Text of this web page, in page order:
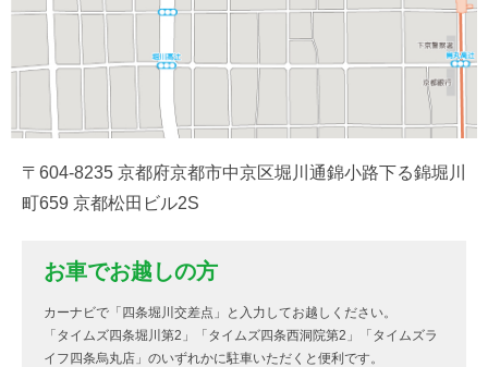
〒604-8235 京都府京都市中京区堀川通錦小路下る錦堀川
町659 京都松田ビル2S
お車でお越しの方
カーナビで「四条堀川交差点」と入力してお越しください。
「タイムズ四条堀川第2」「タイムズ四条西洞院第2」「タイムズラ
イフ四条烏丸店」のいずれかに駐車いただくと便利です。